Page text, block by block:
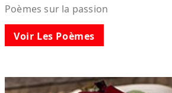
Poèmes sur la passion
Voir Les Poèmes